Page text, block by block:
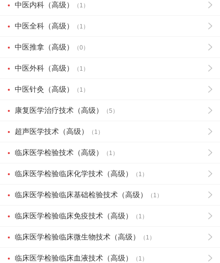
中医内科（高级） （1）
中医全科（高级） （1）
中医推拿（高级） （0）
中医外科（高级） （1）
中医针灸（高级） （1）
康复医学治疗技术（高级） （5）
超声医学技术（高级） （1）
临床医学检验技术（高级） （1）
临床医学检验临床化学技术（高级） （1）
临床医学检验临床基础检验技术（高级） （1）
临床医学检验临床免疫技术（高级） （1）
临床医学检验临床微生物技术（高级） （1）
临床医学检验临床血液技术（高级） （1）